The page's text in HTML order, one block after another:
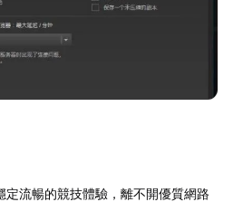
流暢的競技體驗，離不開優質網路